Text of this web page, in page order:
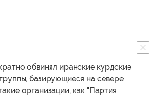
обвинял иранские курдские
базирующиеся на севере
организации, как "Партия